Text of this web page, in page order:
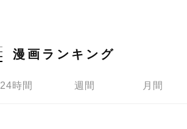
漫画ランキング
24時間 週間 月間